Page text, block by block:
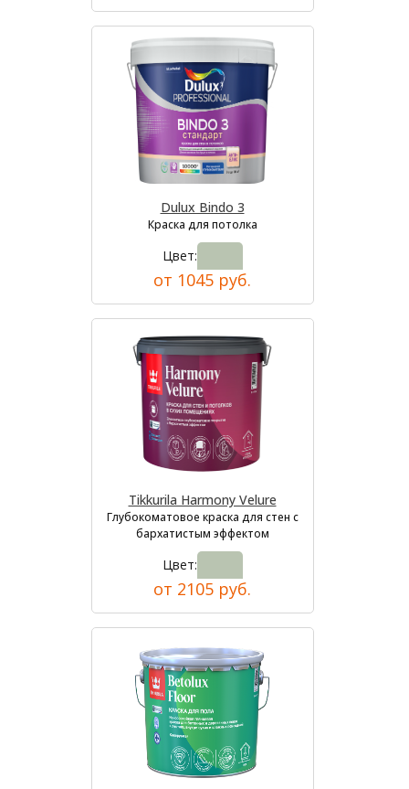
Dulux Bindo 3
Краска для потолка
Цвет:
от 1045 руб.
Tikkurila Harmony Velure
Глубокоматовое краска для стен с
бархатистым эффектом
Цвет:
от 2105 руб.